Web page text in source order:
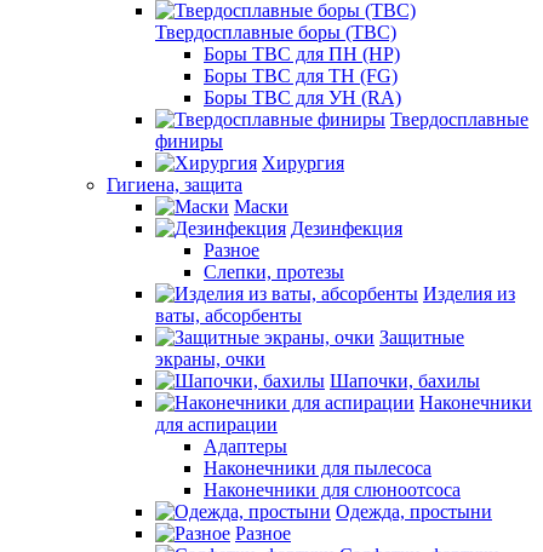
Твердосплавные боры (ТВС)
Боры ТВС для ПН (HP)
Боры ТВС для ТН (FG)
Боры ТВС для УН (RA)
Твердосплавные
финиры
Хирургия
Гигиена, защита
Маски
Дезинфекция
Разное
Слепки, протезы
Изделия из
ваты, абсорбенты
Защитные
экраны, очки
Шапочки, бахилы
Наконечники
для аспирации
Адаптеры
Наконечники для пылесоса
Наконечники для слюноотсоса
Одежда, простыни
Разное